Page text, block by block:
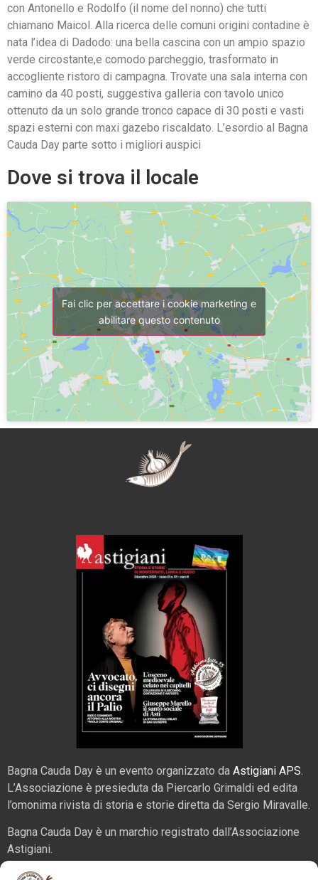
con Antonello e Rodolfo (il nome del nonno) che tutti
chiamano Maicol. Alla ricerca delle comuni origini contadine è
nata l’idea di Dadodo: una bella cascina con un ampio spazio
verde circostante,e comodo parcheggio, trasformato in
accogliente ristoro di campagna. Trovate una sala interna con
camino da 40 posti, suggestiva galleria con tavolo unico
ottenuto da un solo grande tronco capace di 30 posti e vasti
spazi esterni con maxi gazebo riscaldato. L’esordio al Bagna
Cauda Day parte sotto i migliori auspici
Dove si trova il locale
Fai clic per accettare i cookie marketing e
abilitare questo contenuto
Bagna Cauda Day è un evento organizzato da Astigiani APS
L’Associazione è presieduta da Piercarlo Grimaldi ed edita
l’omonima rivista di storia e storie diretta da Sergio Miravalle.
Bagna Cauda Day è un marchio registrato dall’Associazione
Astigiani.
La nostra sede è in via San Martino 2 (angolo corso Alfieri),